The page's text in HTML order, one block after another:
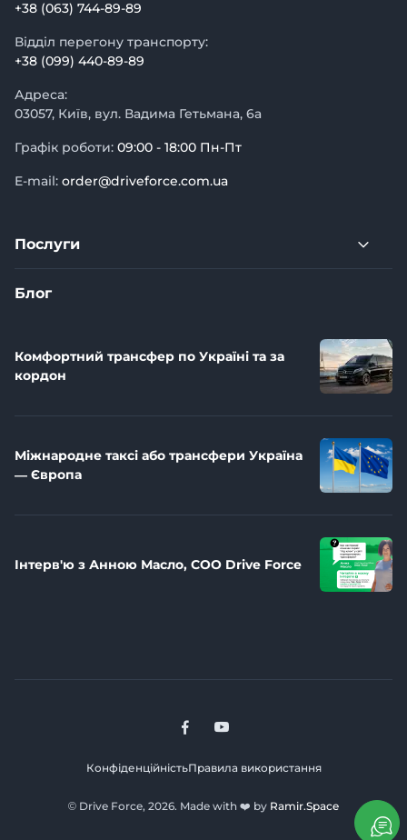
+38 (063) 744-89-89
Відділ перегону транспорту:
+38 (099) 440-89-89
Адреса:
03057, Київ, вул. Вадима Гетьмана, 6а
Графік роботи: 09:00 - 18:00 Пн-Пт
E-mail: order@driveforce.com.ua
Послуги
Блог
Комфортний трансфер по Україні та за
кордон
Міжнародне таксі або трансфери Україна
— Європа
Інтерв'ю з Анною Масло, СОО Drive Force
КонфіденційністьПравила використання
© Drive Force, 2026. Made with ❤️ by Ramir.Space